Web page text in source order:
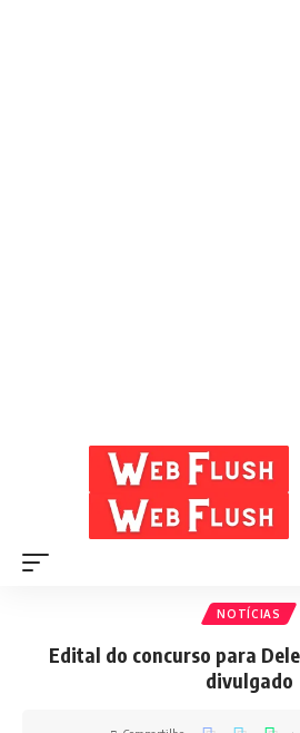
NOTÍCIAS
Edital do concurso para
divulgado